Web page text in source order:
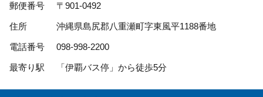
郵便番号 〒901-0492
住所 沖縄県島尻郡八重瀬町字東風平1188番地
電話番号 098-998-2200
最寄り駅 「伊覇バス停」から徒歩5分